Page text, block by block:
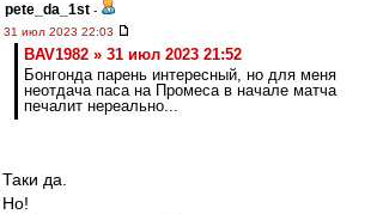
pete_da_1st -
31 июл 2023 22:03
BAV1982 » 31 июл 2023 21:52
Бонгонда парень интересный, но для меня
неотдача паса на Промеса в начале матча
печалит нереально...
Таки да.
Но!